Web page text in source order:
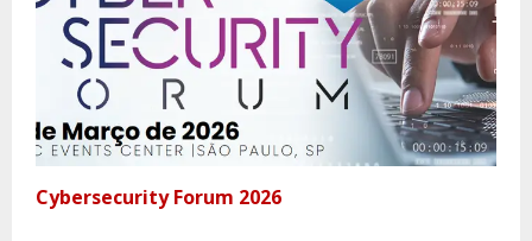
Cybersecurity Forum 2026